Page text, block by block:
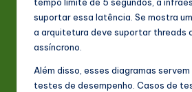
tempo limite de 5 segundos, a
suportar essa latência. Se mostra
a arquitetura deve suportar threads
assíncrono.
Além disso, esses diagramas
testes de desempenho. Casos de